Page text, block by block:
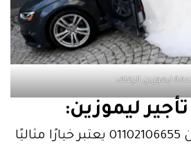
ليموزين الزفاف
ليموزين:
تأجير سيارة ليموزين 01102106655 يعتبر خيارًا مثاليًا